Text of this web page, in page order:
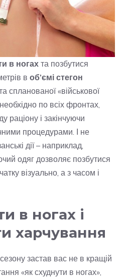
в ногах та позбутися
в об’ємі стегон
спланованої «військової
по всіх фронтах,
раціону і закінчуючи
процедурами. І не
дії – наприклад,
одяг дозволяє позбутися
візуально, а з часом і
в ногах і
харчування
застав вас не в кращій
«як схуднути в ногах»,